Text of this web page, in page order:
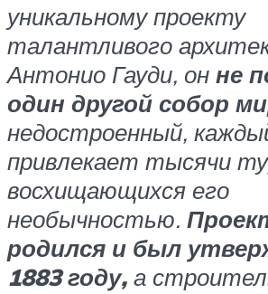
уникальному проекту
талантливого
Антонио Гауди, он не
один другой собор
недостроенный,
привлекает тысячи
восхищающихся его
необычностью. П
родился и был
1883 году, а